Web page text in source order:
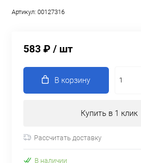
Артикул: 00127316
583 ₽ / шт
В корзину
Купить в 1 клик
Рассчитать доставку
В наличии